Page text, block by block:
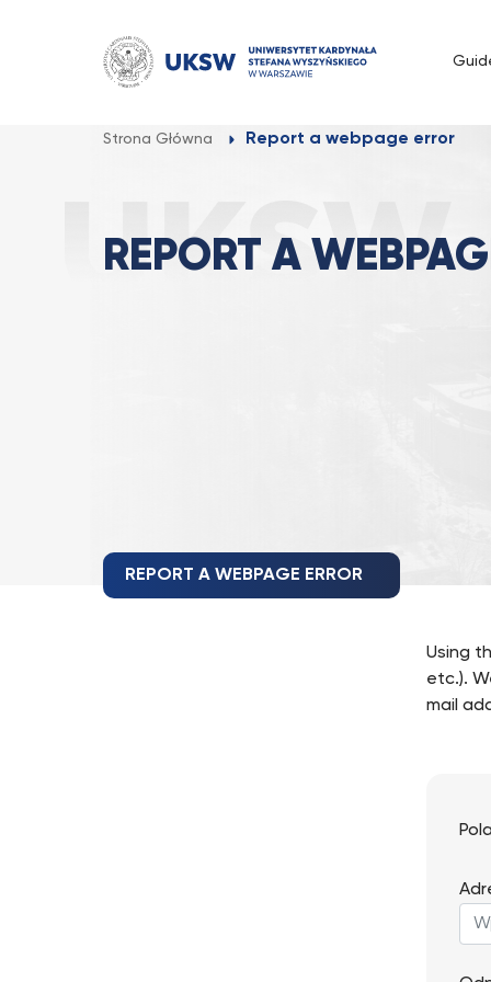
Strona Główna Report a webpage error
REPORT A
REPORT A WEBPAGE ERROR
Using
etc.).
mail